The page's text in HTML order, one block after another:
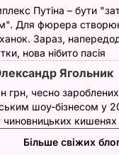
"Хрумкі
смажені
Путіна – бути
Для фюрера
Зараз,
нова нібито пасія
Ягольник
грн, чесно зароблених
шоу-бізнесом у
чиновницьких кишенях
Більше свіжих